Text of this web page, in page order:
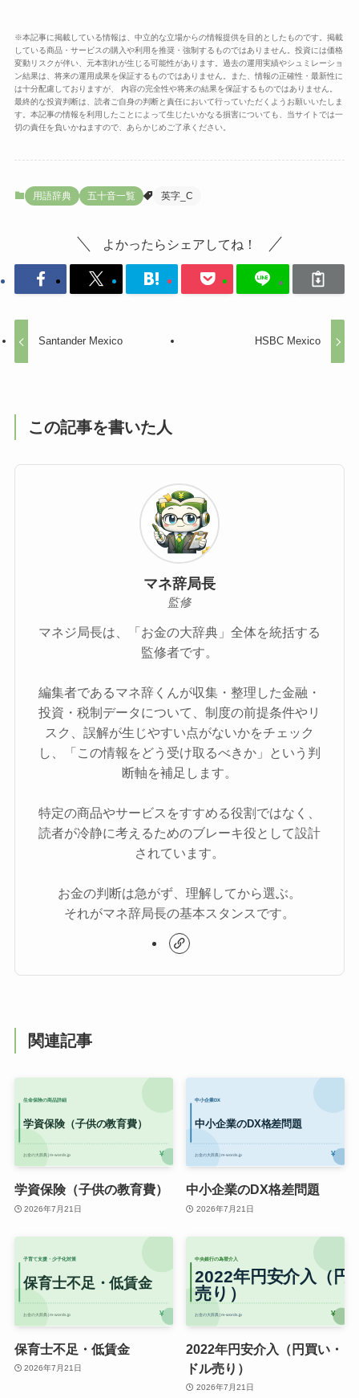
※本記事に掲載している情報は、中立的な立場からの情報提供を目的としたものです。掲載
している商品・サービスの購入や利用を推奨・強制するものではありません。投資には価格
変動リスクが伴い、元本割れが生じる可能性があります。過去の運用実績やシュミレーショ
ン結果は、将来の運用成果を保証するものではありません。また、情報の正確性・最新性に
は十分配慮しておりますが、 内容の完全性や将来の結果を保証するものではありません。
最終的な投資判断は、読者ご自身の判断と責任において行っていただくようお願いいたしま
す。本記事の情報を利用したことによって生じたいかなる損害についても、当サイトでは一
切の責任を負いかねますので、あらかじめご了承ください。
用語辞典 五十音一覧 英字_C
よかったらシェアしてね！
Santander Mexico HSBC Mexico
この記事を書いた人
マネ辞局長
監修
マネジ局長は、「お金の大辞典」全体を統括する
監修者です。
編集者であるマネ辞くんが収集・整理した金融・
投資・税制データについて、制度の前提条件やリ
スク、誤解が生じやすい点がないかをチェック
し、「この情報をどう受け取るべきか」という判
断軸を補足します。
特定の商品やサービスをすすめる役割ではなく、
読者が冷静に考えるためのブレーキ役として設計
されています。
お金の判断は急がず、理解してから選ぶ。
それがマネ辞局長の基本スタンスです。
関連記事
学資保険（子供の教育費）
2026年7月21日
中小企業のDX格差問題
2026年7月21日
保育士不足・低賃金
2026年7月21日
2022年円安介入（円買い・
ドル売り）
2026年7月21日